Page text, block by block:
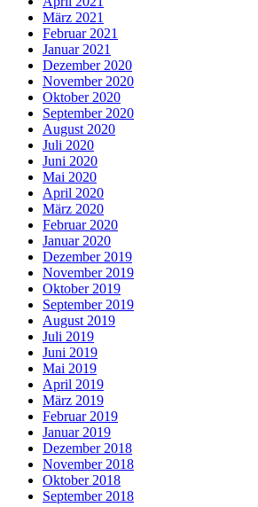
März 2021
Februar 2021
Januar 2021
Dezember 2020
November 2020
Oktober 2020
September 2020
August 2020
Juli 2020
Juni 2020
Mai 2020
April 2020
März 2020
Februar 2020
Januar 2020
Dezember 2019
November 2019
Oktober 2019
September 2019
August 2019
Juli 2019
Juni 2019
Mai 2019
April 2019
März 2019
Februar 2019
Januar 2019
Dezember 2018
November 2018
Oktober 2018
September 2018